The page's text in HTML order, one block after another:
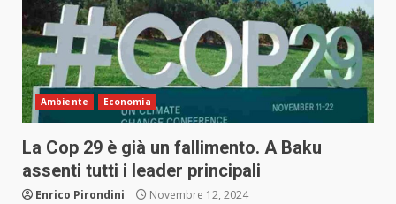
Ambiente Economia
La Cop 29 è già un fallimento. A Baku
assenti tutti i leader principali
Enrico Pirondini Novembre 12, 2024